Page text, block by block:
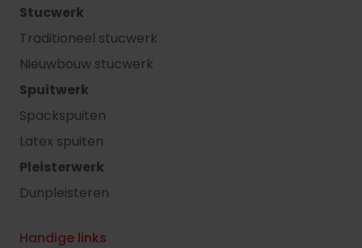
Stucwerk
Traditioneel stucwerk
Nieuwbouw stucwerk
Spuitwerk
Spackspuiten
Latex spuiten
Pleisterwerk
Dunpleisteren
Handige links